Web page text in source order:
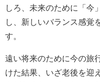
しろ、未来のために「今
し、新しいバランス感覚
す。
遠い将来のために今の旅
けた結果、いざ老後を迎